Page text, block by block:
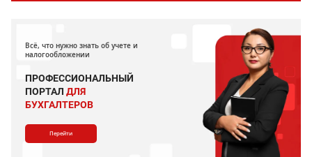
Всё, что нужно знать об учете и
налогообложении
ПРОФЕССИОНАЛЬНЫЙ
ПОРТАЛ ДЛЯ
БУХГАЛТЕРОВ
Перейти